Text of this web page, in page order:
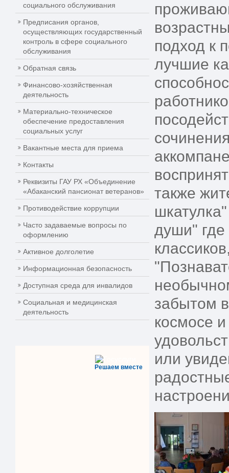
социального обслуживания
Предписания органов,
осуществляющих государственный
контроль в сфере социального
обслуживания
Обратная связь
Финансово-хозяйственная
деятельность
Материально-техническое
обеспечение предоставления
социальных услуг
Вакантные места для приема
Контакты
Реквизиты ГАУ РХ «Объединение
«Абаканский пансионат ветеранов»
Противодействие коррупции
Часто задаваемые вопросы по
оформлению
Активное долголетие
Информационная безопасность
Доступная среда для инвалидов
Социальная и медицинская
деятельность
Решаем вместе
подход к
лучшие
также
души" где
забытом
космосе
или